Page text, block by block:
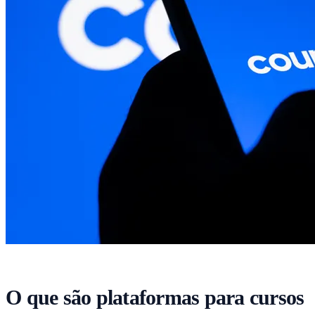
O que são plataformas para cursos